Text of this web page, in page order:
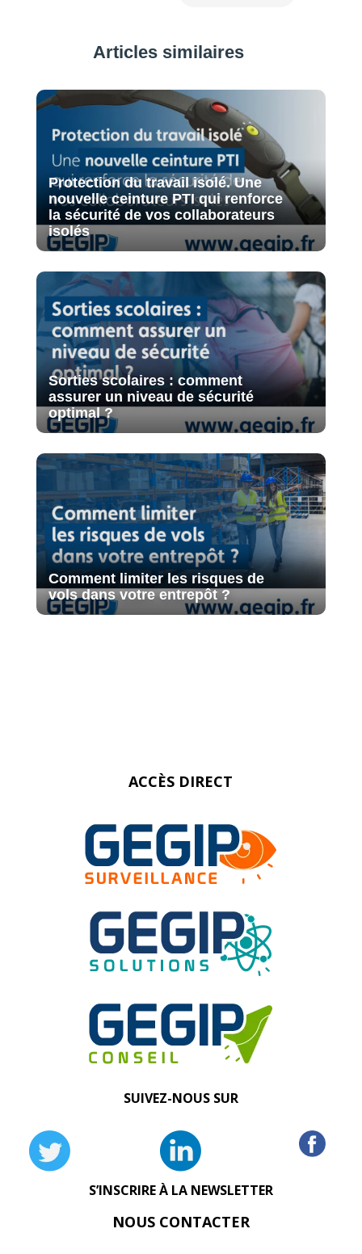
Articles similaires
Protection du travail isolé. Une
nouvelle ceinture PTI qui renforce
la sécurité de vos collaborateurs
isolés
Sorties scolaires : comment
assurer un niveau de sécurité
optimal ?
Comment limiter les risques de
vols dans votre entrepôt ?
ACCÈS DIRECT
SUIVEZ-NOUS SUR
S’INSCRIRE À LA NEWSLETTER
NOUS CONTACTER